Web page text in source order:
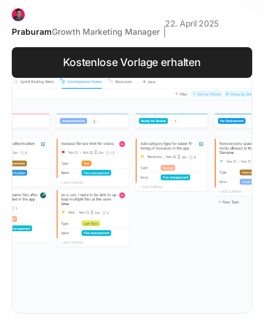
PraburamGrowth Marketing Manager
22. April 2025
Kostenlose Vorlage erhalten